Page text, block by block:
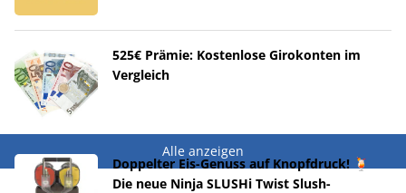
525€ Prämie: Kostenlose Girokonten im
Vergleich
Alle anzeigen
Doppelter Eis-Genuss auf Knopfdruck! 🍹
Die neue Ninja SLUSHi Twist Slush-